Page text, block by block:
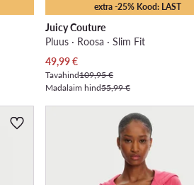
extra -25% Kood: LAST
Juicy Couture
Pluus · Roosa · Slim Fit
Praegune hind
49,99€
Tavahind109,95 €
Madalaim hind55,99 €